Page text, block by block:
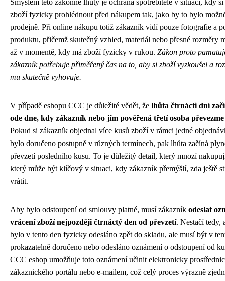
Smyslem této zákonné lhůty je ochrana spotřebitele v situaci, kdy si
zboží fyzicky prohlédnout před nákupem tak, jako by to bylo
prodejně. Při online nákupu totiž zákazník vidí pouze fotografie a
produktu, přičemž skutečný vzhled, materiál nebo přesné rozměry
až v momentě, kdy má zboží fyzicky v rukou. Zákon proto
zákazník potřebuje přiměřený čas na to, aby si zboží vyzkoušel a
mu skutečně vyhovuje.
V případě eshopu CCC je důležité vědět, že lhůta čtrnácti dní
ode dne, kdy zákazník nebo jím pověřená třetí osoba
Pokud si zákazník objednal více kusů zboží v rámci jedné
bylo doručeno postupně v různých termínech, pak lhůta začíná
převzetí posledního kusu. To je důležitý detail, který mnozí
který může být klíčový v situaci, kdy zákazník přemýšlí, zda ještě
vrátit.
Aby bylo odstoupení od smlouvy platné, musí zákazník odeslat
vrácení zboží nejpozději čtrnáctý den od převzetí. Nestačí tedy,
bylo v tento den fyzicky odesláno zpět do skladu, ale musí být v
prokazatelně doručeno nebo odesláno oznámení o odstoupení od
CCC eshop umožňuje toto oznámení učinit elektronicky
zákaznického portálu nebo e-mailem, což celý proces výrazně